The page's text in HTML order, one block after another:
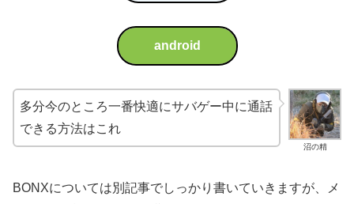
android
沼の精
多分今のところ一番快適にサバゲー中に通話
できる方法はこれ
BONXについては別記事でしっかり書いていきますが、メ